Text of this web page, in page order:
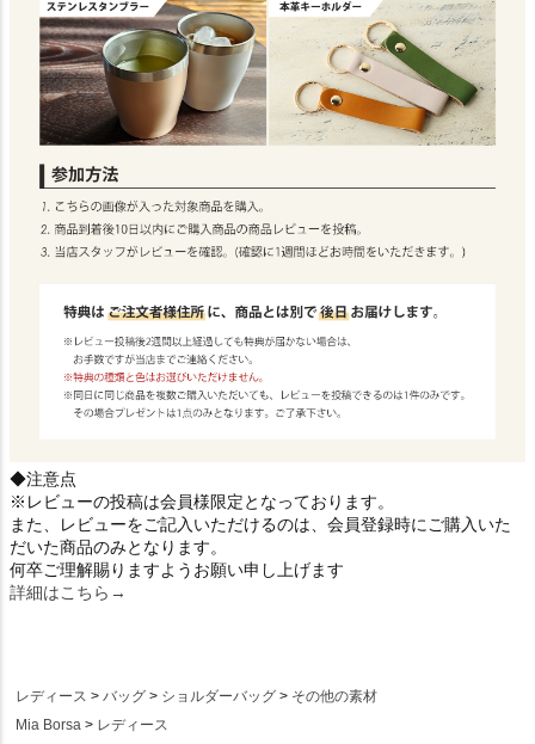
◆注意点
※レビューの投稿は会員様限定となっております。
また、レビューをご記入いただけるのは、会員登録時にご購入いた
だいた商品のみとなります。
何卒ご理解賜りますようお願い申し上げます
詳細はこちら→
レディース バッグ ショルダーバッグ
その他の素材
Mia Borsa
レディース